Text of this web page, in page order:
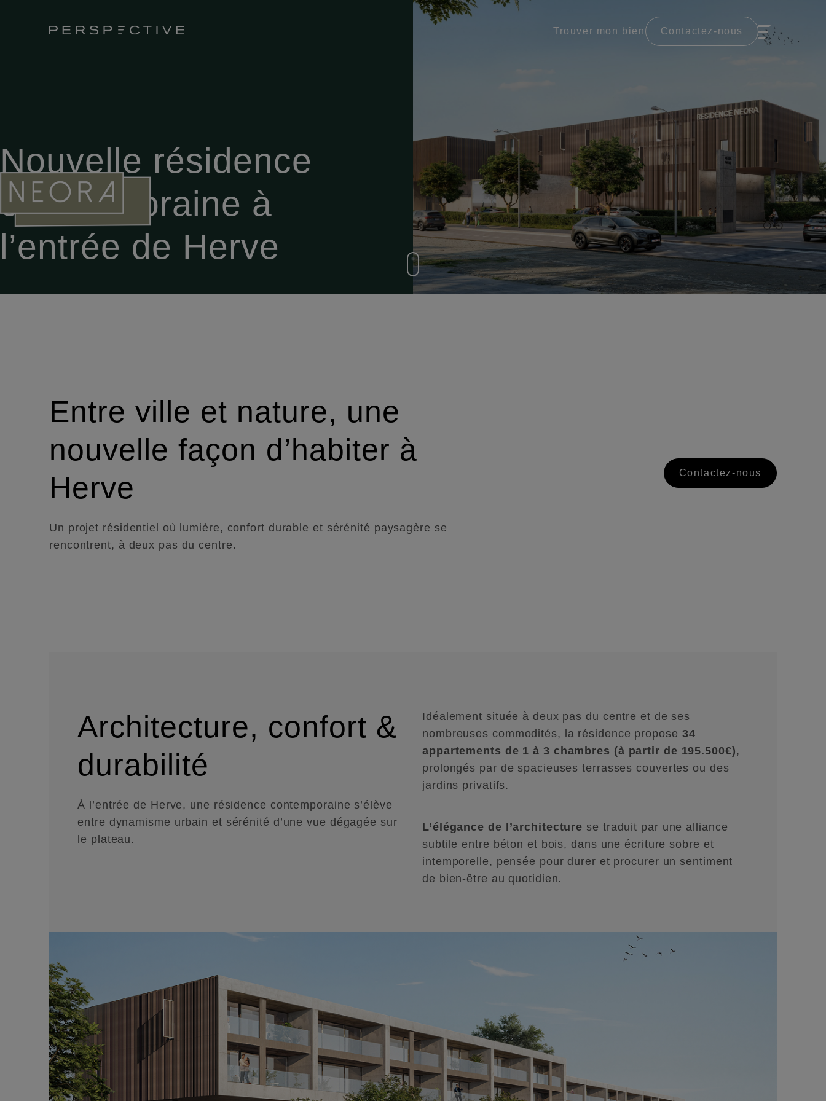
Trouver mon bien Contactez-nous
Nouvelle résidence
contemporaine à
l’entrée de Herve
Entre ville et nature, une
nouvelle façon d’habiter à
Herve
Un projet résidentiel où lumière, confort durable et sérénité paysagère se
rencontrent, à deux pas du centre.
Contactez-nous
Architecture, confort &
durabilité
À l’entrée de Herve, une résidence contemporaine s’élève
entre dynamisme urbain et sérénité d’une vue dégagée sur
le plateau.
Idéalement située à deux pas du centre et de ses
nombreuses commodités, la résidence propose 34
appartements de 1 à 3 chambres (à partir de 195.500€),
prolongés par de spacieuses terrasses couvertes ou des
jardins privatifs.
L’élégance de l’architecture se traduit par une alliance
subtile entre béton et bois, dans une écriture sobre et
intemporelle, pensée pour durer et procurer un sentiment
de bien-être au quotidien.